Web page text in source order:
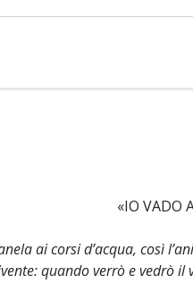
«IO VADO
ai corsi d’acqua, così
quando verrò e vedrò il